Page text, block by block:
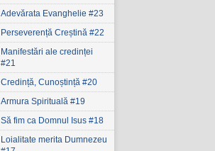
Adevărata Evanghelie #23
Perseverență Creștină #22
Manifestări ale credinței
#21
Credință, Cunoștință #20
Armura Spirituală #19
Să fim ca Domnul Isus #18
Loialitate merita Dumnezeu